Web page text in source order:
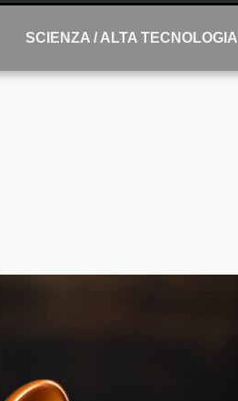
SCIENZA / ALTA TECNOLOGIA